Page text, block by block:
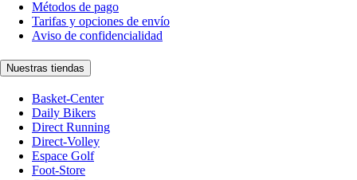
Métodos de pago
Tarifas y opciones de envío
Aviso de confidencialidad
Nuestras tiendas
Basket-Center
Daily Bikers
Direct Running
Direct-Volley
Espace Golf
Foot-Store